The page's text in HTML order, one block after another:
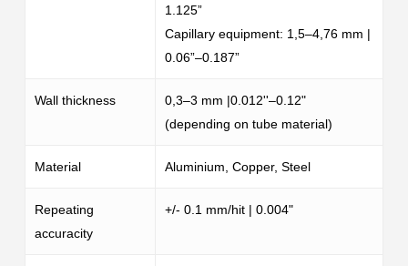
1.125”
Capillary equipment: 1,5–4,76 mm |
0.06”–0.187”
Wall thickness
0,3–3 mm |0.012''–0.12"
(depending on tube material)
Material Aluminium, Copper, Steel
Repeating
accuracity
+/- 0.1 mm/hit | 0.004"